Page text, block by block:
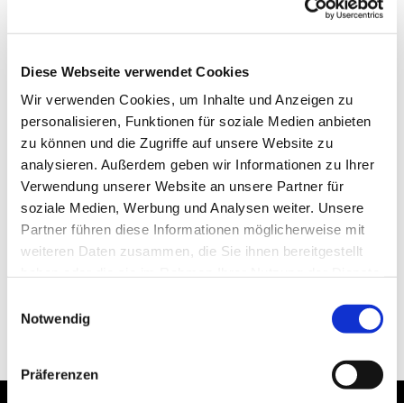
Diese Webseite verwendet Cookies
Wir verwenden Cookies, um Inhalte und Anzeigen zu
personalisieren, Funktionen für soziale Medien anbieten
zu können und die Zugriffe auf unsere Website zu
analysieren. Außerdem geben wir Informationen zu Ihrer
Verwendung unserer Website an unsere Partner für
soziale Medien, Werbung und Analysen weiter. Unsere
Partner führen diese Informationen möglicherweise mit
weiteren Daten zusammen, die Sie ihnen bereitgestellt
Notwendig
Präferenzen